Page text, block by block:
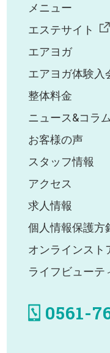
メニュー
エステサイト
エアヨガ
エアヨガ体験入
整体料金
ニュース&コラ
お客様の声
スタッフ情報
アクセス
求人情報
個人情報保護方
オンラインスト
ライフビューテ
0561-